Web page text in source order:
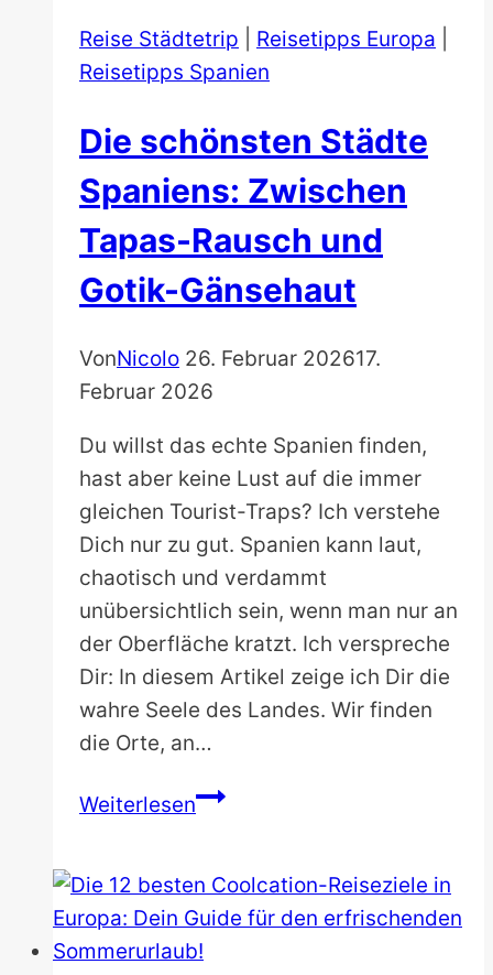
Reise Städtetrip Reisetipps Europa
Reisetipps Spanien
Die schönsten Städte
Spaniens: Zwischen
Tapas-Rausch und
Gotik-Gänsehaut
VonNicolo 26. Februar 202617.
Februar 2026
Du willst das echte Spanien finden,
hast aber keine Lust auf die immer
gleichen Tourist-Traps? Ich verstehe
Dich nur zu gut. Spanien kann laut,
chaotisch und verdammt
unübersichtlich sein, wenn man nur an
der Oberfläche kratzt. Ich verspreche
Dir: In diesem Artikel zeige ich Dir die
wahre Seele des Landes. Wir finden
die Orte, an…
WeiterlesenDie
Spaniens:
Zwischen
Tapas-